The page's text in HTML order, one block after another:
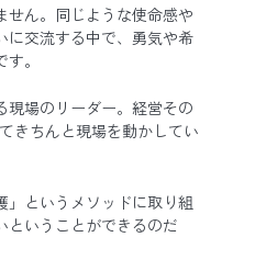
せん。同じような使命感や
に交流する中で、勇気や希
。
現場のリーダー。経営その
きちんと現場を動かしてい
」というメソッドに取り組
ということができるのだ